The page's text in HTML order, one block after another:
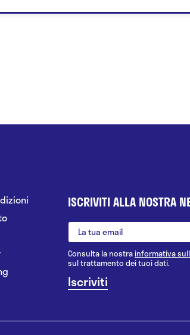
ISCRIVITI ALLA NOSTRA
Consulta la nostrainformativa
sul trattamento dei tuoi dati.